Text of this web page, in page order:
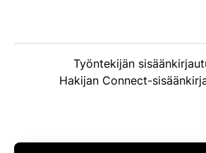
Työntekijän
Hakijan Connect-